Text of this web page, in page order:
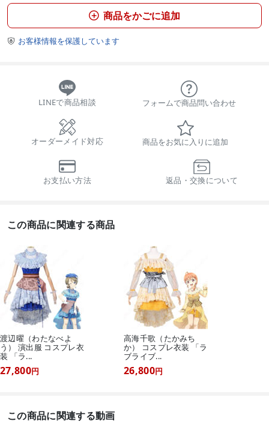
 商品をかごに追加
 お客様情報を保護しています
LINEで商品相談 フォームで商品問い合わせ
オーダーメイド対応 商品をお気に入りに追加
お支払い方法 返品・交換について
この商品に関連する商品
渡辺曜（わたなべよ
う） 演出服 コスプレ衣
装 「ラ...
27,800円
高海千歌（たかみち
か） コスプレ衣装 「ラ
ブライブ...
26,800円
この商品に関連する動画